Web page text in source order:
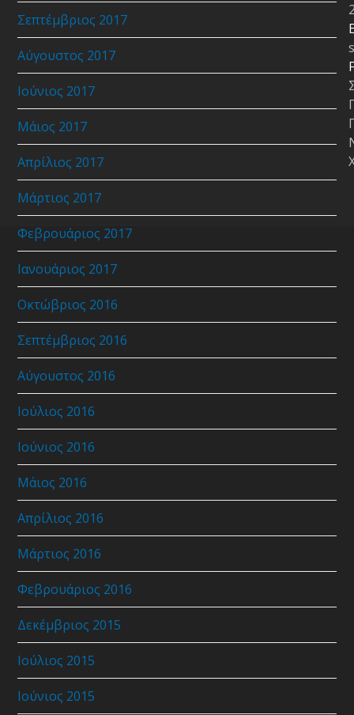
Σεπτέμβριος 2017
Αύγουστος 2017
Ιούνιος 2017
Μάιος 2017
Απρίλιος 2017
Μάρτιος 2017
Φεβρουάριος 2017
Ιανουάριος 2017
Οκτώβριος 2016
Σεπτέμβριος 2016
Αύγουστος 2016
Ιούλιος 2016
Ιούνιος 2016
Μάιος 2016
Απρίλιος 2016
Μάρτιος 2016
Φεβρουάριος 2016
Δεκέμβριος 2015
Ιούλιος 2015
Ιούνιος 2015